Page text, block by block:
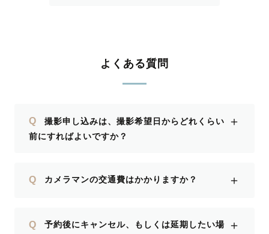
よくある質問
Q
撮影申し込みは、撮影希望日からどれくらい
前にすればよいですか？
＋
Q カメラマンの交通費はかかりますか？ ＋
Q
予約後にキャンセル、もしくは延期したい場
＋